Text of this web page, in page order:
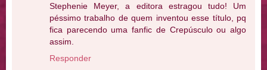
Stephenie Meyer, a editora estragou tudo! Um
péssimo trabalho de quem inventou esse título, pq
fica parecendo uma fanfic de Crepúsculo ou algo
assim.
Responder